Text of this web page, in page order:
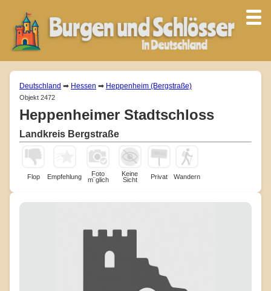
Deutschland ➡ Hessen ➡ Heppenheim (Bergstraße)
Objekt 2472
Heppenheimer Stadtschloss
Landkreis Bergstraße
Flop Empfehlung
Foto
m¨glich
Keine
Sicht
Privat Wandern